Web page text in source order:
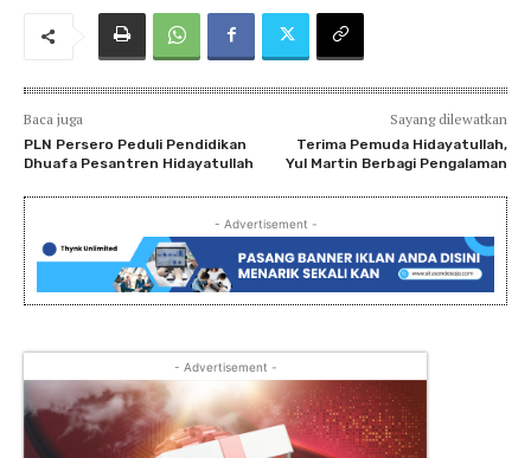
Baca juga
PLN Persero Peduli Pendidikan
Dhuafa Pesantren Hidayatullah
Sayang dilewatkan
Terima Pemuda Hidayatullah,
Yul Martin Berbagi Pengalaman
- Advertisement -
- Advertisement -